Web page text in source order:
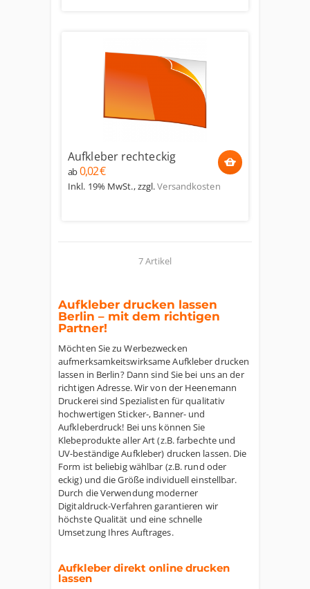
Aufkleber rechteckig
ab 0,02 €
Inkl. 19% MwSt.,zzgl.Versandkosten
7 Artikel
Aufkleber drucken lassen
Berlin – mit dem richtigen
Partner!
Möchten Sie zu Werbezwecken
aufmerksamkeitswirksame Aufkleber drucken
lassen in Berlin? Dann sind Sie bei uns an der
richtigen Adresse. Wir von der Heenemann
Druckerei sind Spezialisten für qualitativ
hochwertigen Sticker-, Banner- und
Aufkleberdruck! Bei uns können Sie
Klebeprodukte aller Art (z.B. farbechte und
UV-beständige Aufkleber) drucken lassen. Die
Form ist beliebig wählbar (z.B. rund oder
eckig) und die Größe individuell einstellbar.
Durch die Verwendung moderner
Digitaldruck-Verfahren garantieren wir
höchste Qualität und eine schnelle
Umsetzung Ihres Auftrages.
Aufkleber direkt online drucken
lassen